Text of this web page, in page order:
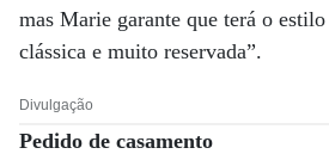
mas Marie garante que terá o
clássica e muito reservada”.
Divulgação
Pedido de casamento